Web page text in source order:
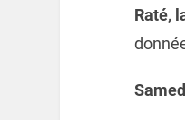
Raté,